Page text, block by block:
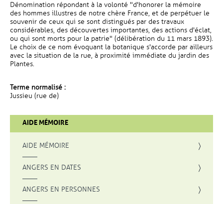
Dénomination répondant à la volonté "d'honorer la mémoire
des hommes illustres de notre chère France, et de perpétuer le
souvenir de ceux qui se sont distingués par des travaux
considérables, des découvertes importantes, des actions d'éclat,
ou qui sont morts pour la patrie" (délibération du 11 mars 1893).
Le choix de ce nom évoquant la botanique s'accorde par ailleurs
avec la situation de la rue, à proximité immédiate du jardin des
Plantes.
Terme normalisé :
Jussieu (rue de)
AIDE MÉMOIRE
AIDE MÉMOIRE
ANGERS EN DATES
ANGERS EN PERSONNES